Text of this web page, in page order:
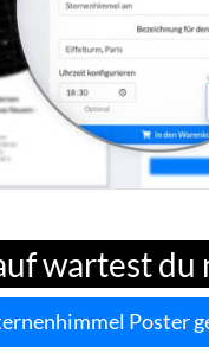
wartest du
Poster